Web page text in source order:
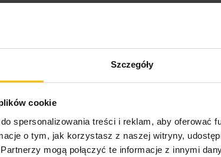
Szczegóły
cookie
spersonalizowania treści i reklam, aby oferować
o tym, jak korzystasz z naszej witryny,
mogą połączyć te informacje z innymi
Opinie o produkcie